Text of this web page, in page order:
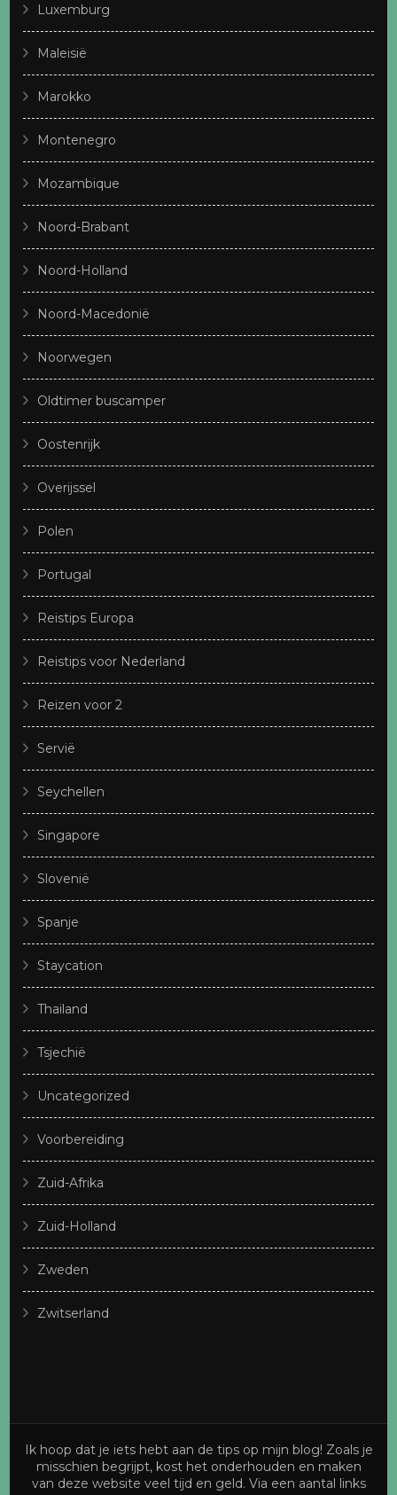
Luxemburg
Maleisië
Marokko
Montenegro
Mozambique
Noord-Brabant
Noord-Holland
Noord-Macedonië
Noorwegen
Oldtimer buscamper
Oostenrijk
Overijssel
Polen
Portugal
Reistips Europa
Reistips voor Nederland
Reizen voor 2
Servië
Seychellen
Singapore
Slovenië
Spanje
Staycation
Thailand
Tsjechië
Uncategorized
Voorbereiding
Zuid-Afrika
Zuid-Holland
Zweden
Zwitserland
Ik hoop dat je iets hebt aan de tips op mijn blog! Zoals je
misschien begrijpt, kost het onderhouden en maken
van deze website veel tijd en geld. Via een aantal links